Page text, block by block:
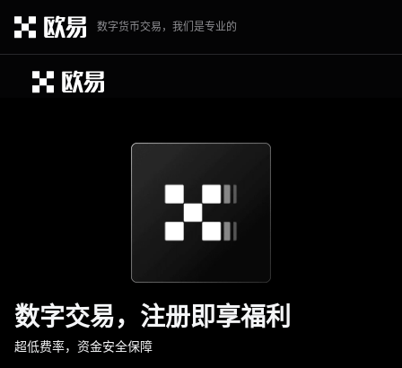
数字货币交易，我们是专业的
数字交易，注册即享福利
超低费率，资金安全保障